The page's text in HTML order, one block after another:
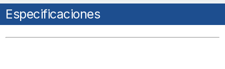
Especificaciones